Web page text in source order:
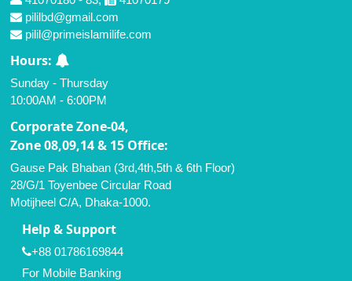
pililbd@gmail.com
pilil@primeislamilife.com
Hours:
Sunday - Thursday
10:00AM - 6:00PM
Corporate Zone-04,
Zone 08,09,14 & 15 Office:
Gause Pak Bhaban (3rd,4th,5th & 6th Floor)
28/G/1 Toyenbee Circular Road
Motijheel C/A, Dhaka-1000.
Help & Support
+88 01786169844
For Mobile Banking